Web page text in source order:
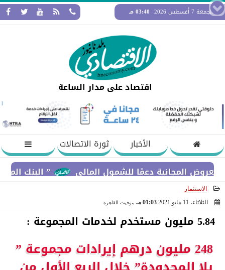
الجمعة 7 أغسطس 2026 03:40 مـ
اقتصاد على مدار الساعة
الأخبار
ثورة الاتصالات
” البنك المركزي” : معدلات الشمول المالي
دعمًا للشمول المالي
الاستثمار
الثلاثاء، 11 مايو 2021
01:03 مـ بتوقيت القاهرة
5.84 مليون مستخدم لخدمات المجموعة :
248 مليون درهم إيرادات مجموعة ”